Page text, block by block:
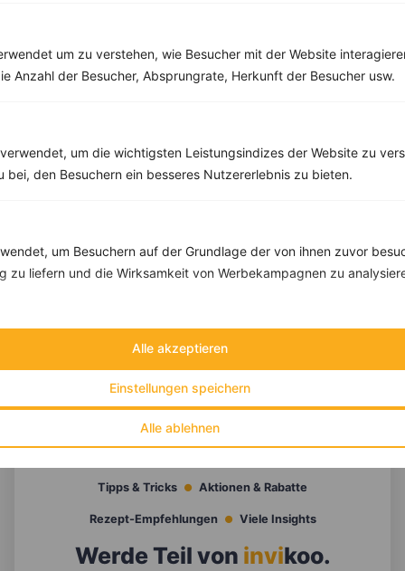
um zu verstehen, wie Besucher mit der Website
Anzahl der Besucher, Absprungrate, Herkunft der Besucher usw.
um die wichtigsten Leistungsindizes der Website zu
bei, den Besuchern ein besseres Nutzererlebnis zu bieten.
um Besuchern auf der Grundlage der von ihnen zuvor
zu liefern und die Wirksamkeit von Werbekampagnen zu
Alle ablehnen
Einstellungen speichern
Alle akzeptieren
‹ ›
Kalorien:548 kcal
Fett:17 g
Tipps & Tricks Aktionen & Rabatte
Rezept-Empfehlungen Viele Insights
Werde Teil von invikoo.